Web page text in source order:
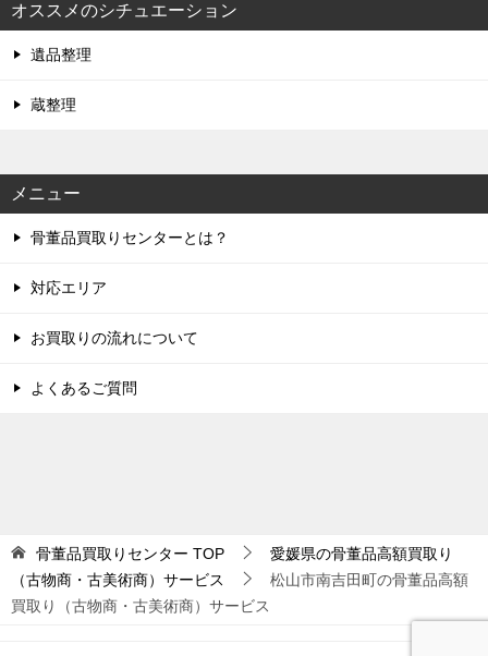
オススメのシチュエーション
遺品整理
蔵整理
メニュー
骨董品買取りセンターとは？
対応エリア
お買取りの流れについて
よくあるご質問
骨董品買取りセンター TOP
愛媛県の骨董品高額買取り
（古物商・古美術商）サービス
松山市南吉田町の骨董品高額
買取り（古物商・古美術商）サービス